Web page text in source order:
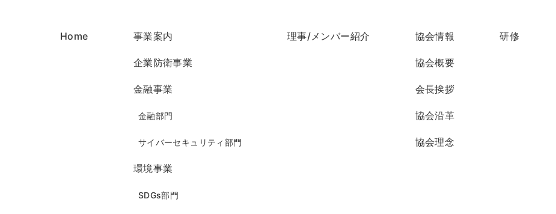
Home 事業案内
企業防衛事業
金融事業
金融部門
サイバーセキュリティ部門
環境事業
SDGs部門
理事/メンバー紹介 協会情報
協会概要
会長挨拶
協会沿革
協会理念
研修